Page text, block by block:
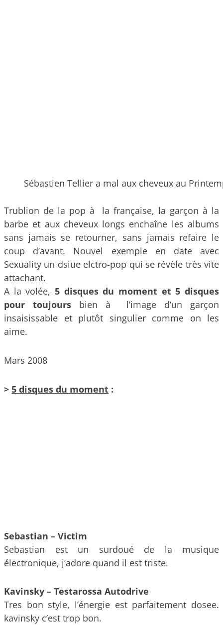
Sébastien Tellier a mal aux cheveux au
Trublion de la pop à la française, la garçon à la
barbe et aux cheveux longs enchaîne les albums
sans jamais se retourner, sans jamais refaire le
coup d’avant. Nouvel exemple en date avec
Sexuality un dsiue elctro-pop qui se révèle très vite
attachant.
A la volée, 5 disques du moment et 5 disques
pour toujours bien à l’image d’un garçon
insaisissable et plutôt singulier comme on les
aime.
Mars 2008
> 5 disques du moment :
Sebastian – Victim
Sebastian est un surdoué de la musique
électronique, j’adore quand il est triste.
Kavinsky – Testarossa Autodrive
Tres bon style, l’énergie est parfaitement dosee.
kavinsky c’est trop bon.